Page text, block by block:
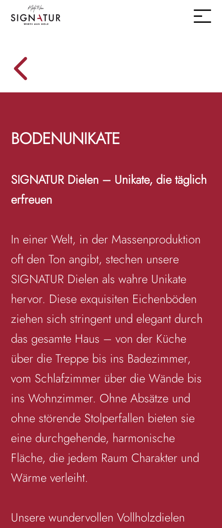
BODENUNIKATE
SIGNATUR Dielen – Unikate, die täglich
erfreuen
In einer Welt, in der Massenproduktion
oft den Ton angibt, stechen unsere
SIGNATUR Dielen als wahre Unikate
hervor. Diese exquisiten Eichenböden
ziehen sich stringent und elegant durch
das gesamte Haus – von der Küche
über die Treppe bis ins Badezimmer,
vom Schlafzimmer über die Wände bis
ins Wohnzimmer. Ohne Absätze und
ohne störende Stolperfallen bieten sie
eine durchgehende, harmonische
Fläche, die jedem Raum Charakter und
Wärme verleiht.
Unsere wundervollen Vollholzdielen